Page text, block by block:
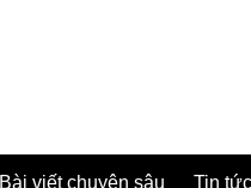
Bài viết chuyên sâu Tin